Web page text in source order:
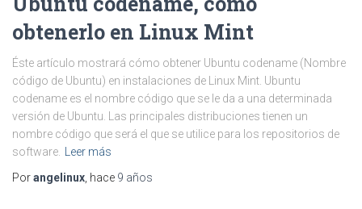
obtenerlo en Linux Mint
Éste artículo mostrará cómo obtener Ubuntu codename (Nombre
código de Ubuntu) en instalaciones de Linux Mint. Ubuntu
codename es el nombre código que se le da a una determinada
versión de Ubuntu. Las principales distribuciones tienen un
nombre código que será el que se utilice para los repositorios de
software.
Leer más
Porangelinux , hace 9 años